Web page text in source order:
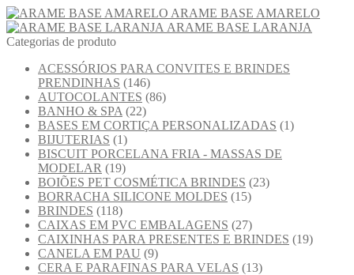
ARAME BASE AMARELO
ARAME BASE LARANJA
Categorias de produto
ACESSÓRIOS PARA CONVITES E BRINDES
PRENDINHAS (146)
AUTOCOLANTES (86)
BANHO & SPA (22)
BASES EM CORTIÇA PERSONALIZADAS (1)
BIJUTERIAS (1)
BISCUIT PORCELANA FRIA - MASSAS DE
MODELAR (19)
BOIÕES PET COSMÉTICA BRINDES (23)
BORRACHA SILICONE MOLDES (15)
BRINDES (118)
CAIXAS EM PVC EMBALAGENS (27)
CAIXINHAS PARA PRESENTES E BRINDES (19)
CANELA EM PAU (9)
CERA E PARAFINAS PARA VELAS (13)